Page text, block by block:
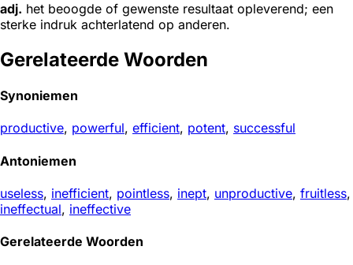
adj. het beoogde of gewenste resultaat opleverend; een
sterke indruk achterlatend op anderen.
Gerelateerde Woorden
Synoniemen
productive, powerful, efficient, potent, successful
Antoniemen
useless, inefficient, pointless, inept, unproductive, fruitless,
ineffectual, ineffective
Gerelateerde Woorden